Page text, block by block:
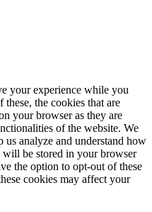
your experience while you
the cookies that are
your browser as they are
of the website. We
us analyze and understand how
will be stored in your browser
the option to opt-out of these
cookies may affect your